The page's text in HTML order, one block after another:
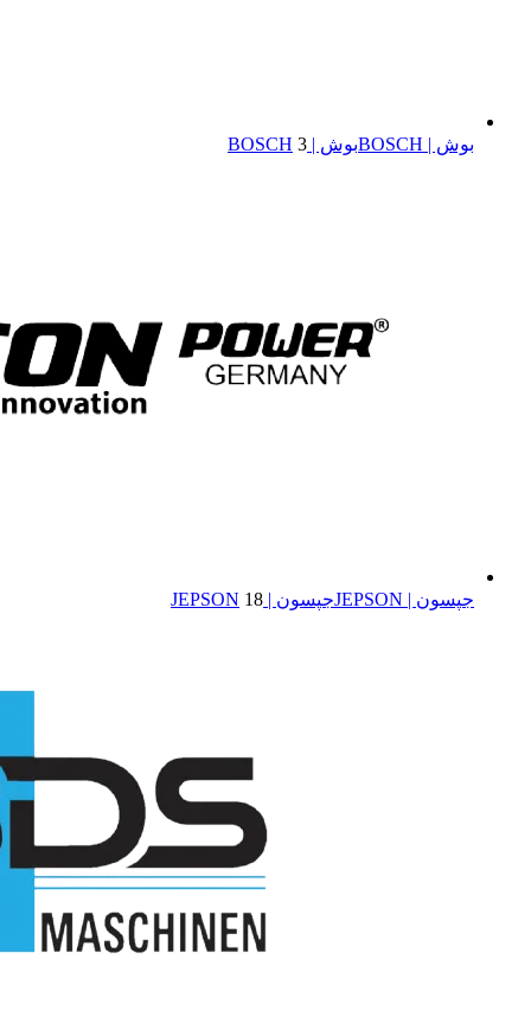
بوش | BOSCH بوش | BOSCH 3
جپسون | JEPSON جپسون | JEPSON 18